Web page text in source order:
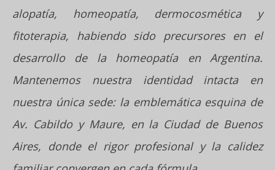
alopatía, homeopatía, dermocosmética y
fitoterapia, habiendo sido precursores en el
desarrollo de la homeopatía en Argentina.
Mantenemos nuestra identidad intacta en
nuestra única sede: la emblemática esquina de
Av. Cabildo y Maure, en la Ciudad de Buenos
Aires, donde el rigor profesional y la calidez